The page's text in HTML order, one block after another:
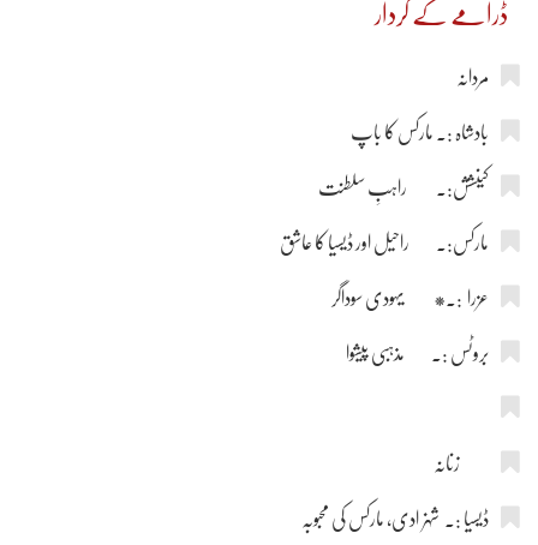
ڈرامے کے کردار
مردانہ
بادشاہ :۔ مارکس کا باپ
کینشش:۔ راہبِ سلطنت
مارکس:۔ راحیل اور ڈیسیا کا عاشق
عزرا :۔* یہودی سوداگر
بروٹس :۔ مذہبی پیشوا
زنانہ
ڈیسیا :۔ شہزادی، مارکس کی محبوبہ